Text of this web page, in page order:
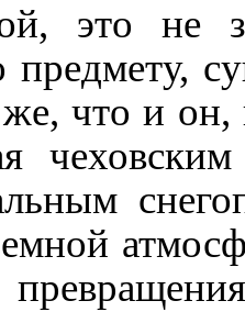
это не
предмету,
что и он,